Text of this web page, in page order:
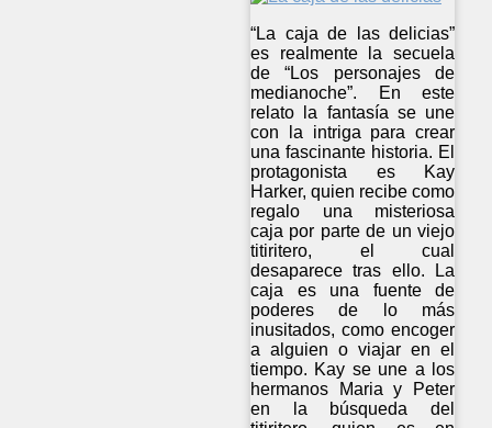
“La caja de las delicias”
es realmente la secuela
de “Los personajes de
medianoche”. En este
relato la fantasía se une
con la intriga para crear
una fascinante historia. El
protagonista es Kay
Harker, quien recibe como
regalo una misteriosa
caja por parte de un viejo
titiritero, el cual
desaparece tras ello. La
caja es una fuente de
poderes de lo más
inusitados, como encoger
a alguien o viajar en el
tiempo. Kay se une a los
hermanos Maria y Peter
en la búsqueda del